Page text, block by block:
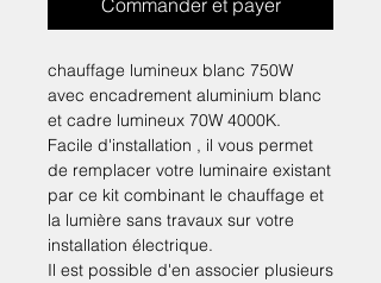
Commander et payer
chauffage lumineux blanc 750W
avec encadrement aluminium blanc
et cadre lumineux 70W 4000K.
Facile d'installation , il vous permet
de remplacer votre luminaire existant
par ce kit combinant le chauffage et
la lumière sans travaux sur votre
installation électrique.
Il est possible d'en associer plusieurs